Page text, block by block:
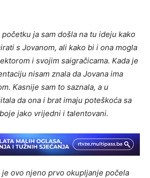
početku ja sam došla na tu ideju kako
s Jovanom, ali kako bi i ona mogla
i svojim saigračicama. Kada je
nisam znala da Jovana ima
Kasnije sam to saznala, a u
da ona i brat imaju poteškoća sa
jako vrijedni i talentovani.
ovo njeno prvo okupljanje počela